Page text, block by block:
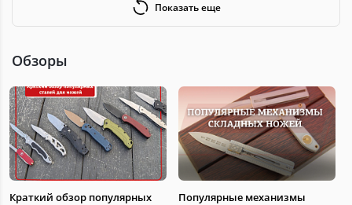
Показать еще
Обзоры
Краткий обзор популярных
Популярные механизмы